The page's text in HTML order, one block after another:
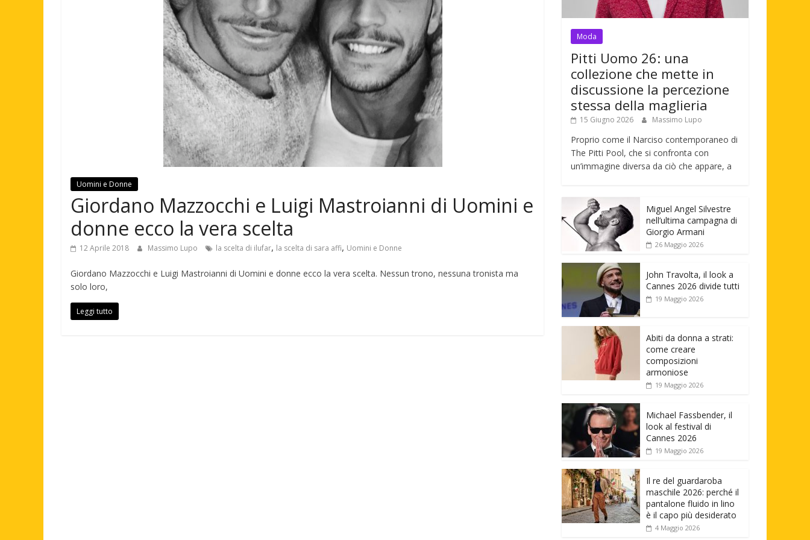
Uomini e Donne
Giordano Mazzocchi e Luigi Mastroianni di Uomini e
donne ecco la vera scelta
12 Aprile 2018 Massimo Lupo la scelta di ilufar, la scelta di sara affi, Uomini e Donne
Giordano Mazzocchi e Luigi Mastroianni di Uomini e donne ecco la vera scelta. Nessun trono, nessuna tronista ma
solo loro,
Leggi tutto
Moda
Pitti Uomo 26: una
collezione che mette in
discussione la percezione
stessa della maglieria
15 Giugno 2026 Massimo Lupo
Proprio come il Narciso contemporaneo di
The Pitti Pool, che si confronta con
un’immagine diversa da ciò che appare, a
Miguel Angel Silvestre
nell’ultima campagna di
Giorgio Armani
26 Maggio 2026
John Travolta, il look a
Cannes 2026 divide tutti
19 Maggio 2026
Abiti da donna a strati:
come creare
composizioni
armoniose
19 Maggio 2026
Michael Fassbender, il
look al festival di
Cannes 2026
19 Maggio 2026
Il re del guardaroba
maschile 2026: perché il
pantalone fluido in lino
è il capo più desiderato
4 Maggio 2026